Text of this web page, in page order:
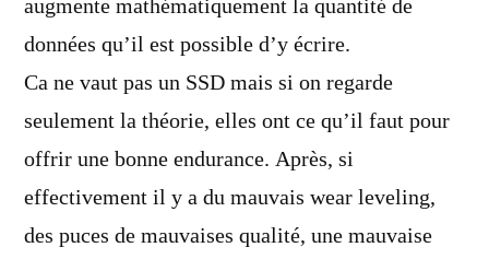
augmente mathématiquement la quantité de
données qu’il est possible d’y écrire.
Ca ne vaut pas un SSD mais si on regarde
seulement la théorie, elles ont ce qu’il faut pour
offrir une bonne endurance. Après, si
effectivement il y a du mauvais wear leveling,
des puces de mauvaises qualité, une mauvaise